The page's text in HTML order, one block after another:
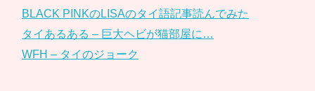
BLACK PINKのLISAのタイ語記事読んでみた
タイあるある – 巨大ヘビが猫部屋に…
WFH – タイのジョーク